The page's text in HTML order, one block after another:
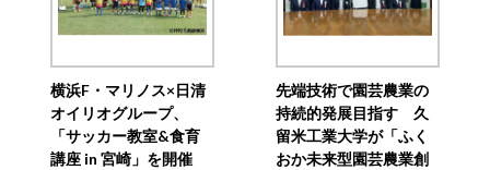
横浜F・マリノス×日清
オイリオグループ、
「サッカー教室&食育
講座 in 宮崎」を開催
先端技術で園芸農業の
持続的発展目指す 久
留米工業大学が「ふく
おか未来型園芸農業創